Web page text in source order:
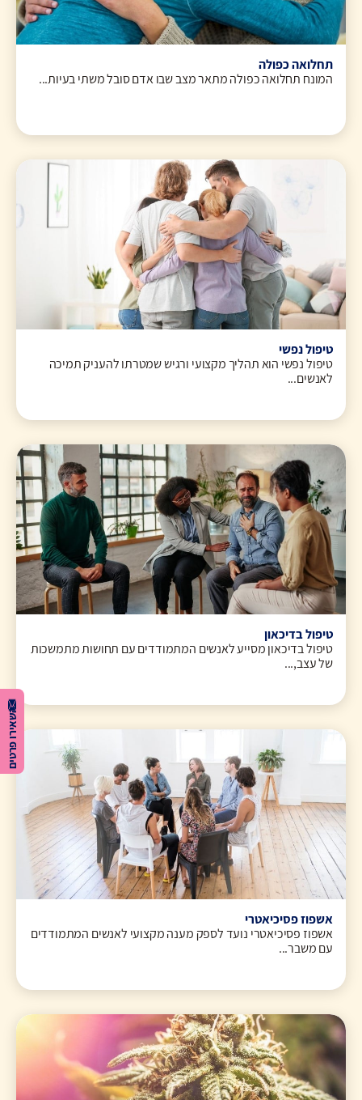
השאירו פרטים
תחלואה כפולה
המונח תחלואה כפולה מתאר מצב שבו אדם סובל משתי בעיות...
טיפול נפשי
טיפול נפשי הוא תהליך מקצועי ורגיש שמטרתו להעניק תמיכה
לאנשים...
טיפול בדיכאון
טיפול בדיכאון מסייע לאנשים המתמודדים עם תחושות מתמשכות
של עצב,...
אשפוז פסיכיאטרי
אשפוז פסיכיאטרי נועד לספק מענה מקצועי לאנשים המתמודדים
עם משבר...